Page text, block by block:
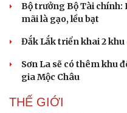
Sức khỏe
Cây thuốc
Sản phụ khoa
Nhi khoa
Nam khoa
Bộ trưởng Bộ Tài chính:
mãi là gạo, lều bạt
Đắk Lắk triển khai 2
Sơn La sẽ có thêm khu
gia Mộc Châu
THẾ GIỚI